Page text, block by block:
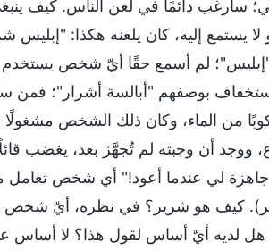
سأرغب دائمًا في لعن الناس. كيف
أو لا يستمع إليه، كان يلعنه هكذا:
لم أسمع حقًا أيّ شخص يستخدم
بوصفهم "أبالسة أشرار"؛ فمن
من الماء، وكان ذلك الشخص مشغولًا
ووجد أن وجبته لم تُجهَّز بعد، يغضب
جاهزة لي عندما أعود!" أي شخص
كيف هو شرير؟ في نظره، أيّ شخص
هل لديه أيّ أساس لقول هذا؟ لا أساس